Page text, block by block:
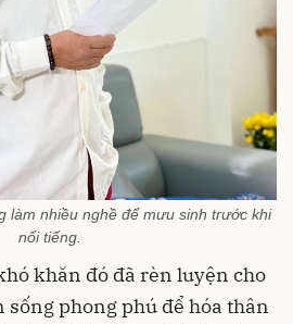
làm nhiều nghề để mưu sinh trước khi
nổi tiếng.
khăn đó đã rèn luyện cho
phong phú để hóa thân